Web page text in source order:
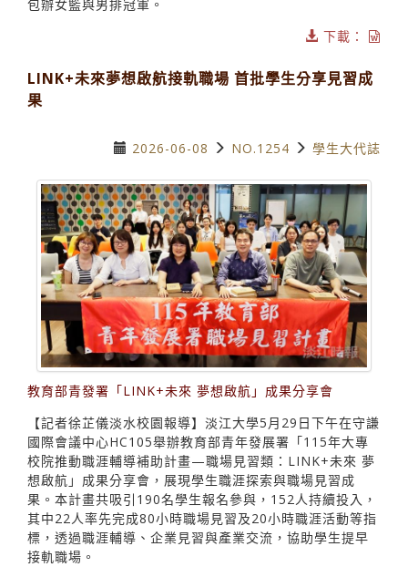
包辦女籃與男排冠軍。
下載：
LINK+未來夢想啟航接軌職場 首批學生分享見習成
果
2026-06-08 NO.1254 學生大代誌
教育部青發署「LINK+未來 夢想啟航」成果分享會
【記者徐芷儀淡水校園報導】淡江大學5月29日下午在守謙
國際會議中心HC105舉辦教育部青年發展署「115年大專
校院推動職涯輔導補助計畫—職場見習類：LINK+未來 夢
想啟航」成果分享會，展現學生職涯探索與職場見習成
果。本計畫共吸引190名學生報名參與，152人持續投入，
其中22人率先完成80小時職場見習及20小時職涯活動等指
標，透過職涯輔導、企業見習與產業交流，協助學生提早
接軌職場。